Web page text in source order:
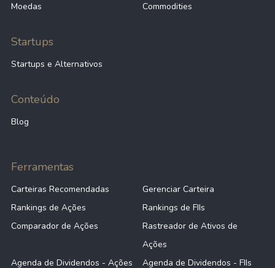
Moedas
Commodities
Startups
Startups e Alternativos
Conteúdo
Blog
Ferramentas
Carteiras Recomendadas
Gerenciar Carteira
Rankings de Ações
Rankings de FIIs
Comparador de Ações
Rastreador de Ativos de
Ações
Agenda de Dividendos - Ações
Agenda de Dividendos - FIIs